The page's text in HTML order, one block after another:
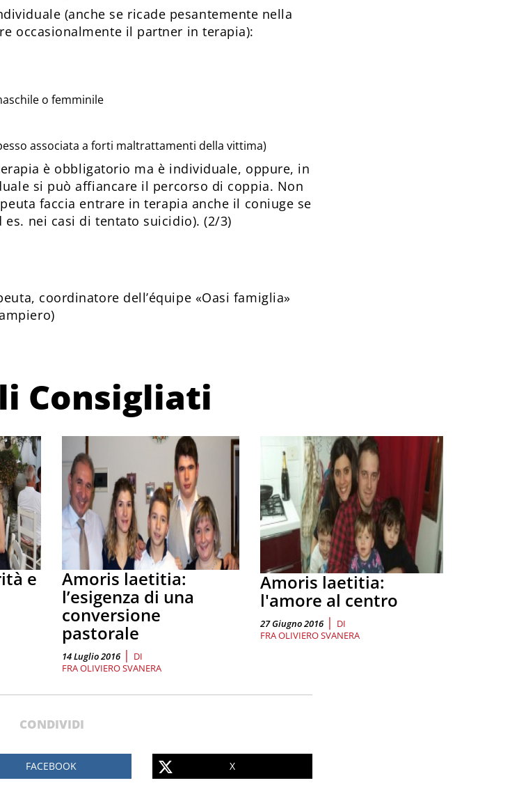
(anche se ricade pesantemente nella
occasionalmente il partner in terapia):
o femminile
associata a forti maltrattamenti della vittima)
è obbligatorio ma è individuale, oppure, in
si può affiancare il percorso di coppia. Non
faccia entrare in terapia anche il coniuge se
nei casi di tentato suicidio). (2/3)
coordinatore dell’équipe «Oasi famiglia»
Consigliati
e Amoris laetitia:
l’esigenza di una
conversione
pastorale
14 Luglio 2016 | DI
FRA OLIVIERO SVANERA
Amoris laetitia:
l'amore al centro
27 Giugno 2016 | DI
FRA OLIVIERO SVANERA
CONDIVIDI
FACEBOOK X